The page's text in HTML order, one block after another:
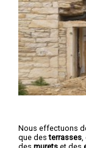
Nous effectuons
que desterrasses